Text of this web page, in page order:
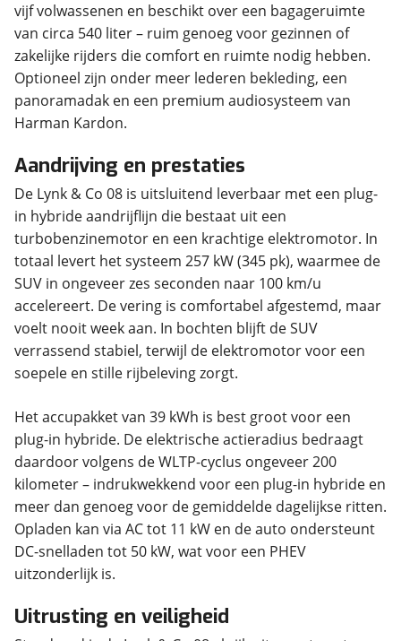
vijf volwassenen en beschikt over een bagageruimte
van circa 540 liter – ruim genoeg voor gezinnen of
zakelijke rijders die comfort en ruimte nodig hebben.
Optioneel zijn onder meer lederen bekleding, een
panoramadak en een premium audiosysteem van
Harman Kardon.
Aandrijving en prestaties
De Lynk & Co 08 is uitsluitend leverbaar met een plug-
in hybride aandrijflijn die bestaat uit een
turbobenzinemotor en een krachtige elektromotor. In
totaal levert het systeem 257 kW (345 pk), waarmee de
SUV in ongeveer zes seconden naar 100 km/u
accelereert. De vering is comfortabel afgestemd, maar
voelt nooit week aan. In bochten blijft de SUV
verrassend stabiel, terwijl de elektromotor voor een
soepele en stille rijbeleving zorgt.
Het accupakket van 39 kWh is best groot voor een
plug-in hybride. De elektrische actieradius bedraagt
daardoor volgens de WLTP-cyclus ongeveer 200
kilometer – indrukwekkend voor een plug-in hybride en
meer dan genoeg voor de gemiddelde dagelijkse ritten.
Opladen kan via AC tot 11 kW en de auto ondersteunt
DC-snelladen tot 50 kW, wat voor een PHEV
uitzonderlijk is.
Uitrusting en veiligheid